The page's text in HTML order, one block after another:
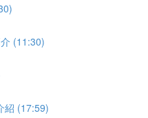
(11:30)
紹 (17:59)